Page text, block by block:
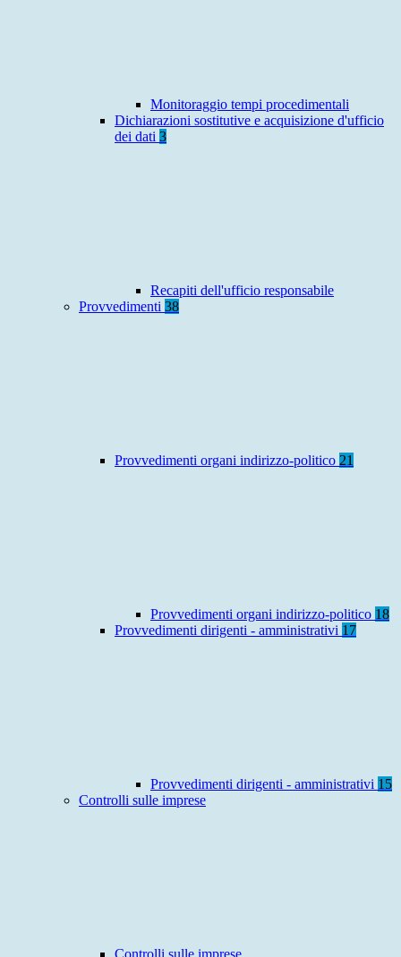
Monitoraggio tempi procedimentali
Dichiarazioni sostitutive e acquisizione d'ufficio
dei dati 3
Recapiti dell'ufficio responsabile
Provvedimenti 38
Provvedimenti organi indirizzo-politico 21
Provvedimenti organi indirizzo-politico 18
Provvedimenti dirigenti - amministrativi 17
Provvedimenti dirigenti - amministrativi 15
Controlli sulle imprese